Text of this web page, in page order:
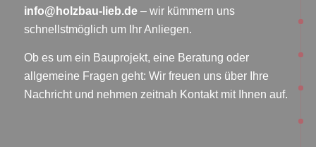
info@holzbau-lieb.de– wir kümmern uns
schnellstmöglich um Ihr Anliegen.
Ob es um ein Bauprojekt, eine Beratung oder
allgemeine Fragen geht: Wir freuen uns über Ihre
Nachricht und nehmen zeitnah Kontakt mit Ihnen auf.